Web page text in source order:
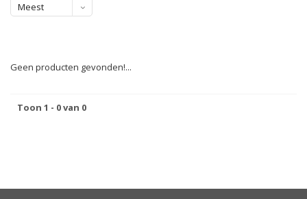
Meest
Geen producten gevonden!...
Toon 1 - 0 van 0